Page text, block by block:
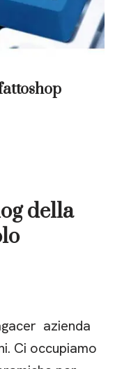
della
azienda
Ci occupiamo